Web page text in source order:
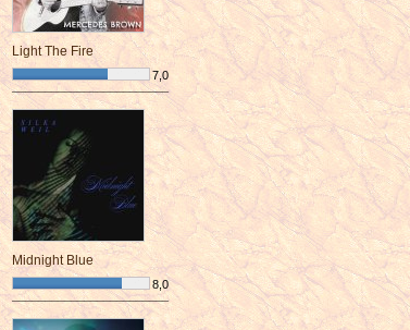
Light The Fire
7,0
¯¯¯¯¯¯¯¯¯¯¯¯¯¯¯¯¯¯¯¯¯¯¯¯
Midnight Blue
8,0
¯¯¯¯¯¯¯¯¯¯¯¯¯¯¯¯¯¯¯¯¯¯¯¯